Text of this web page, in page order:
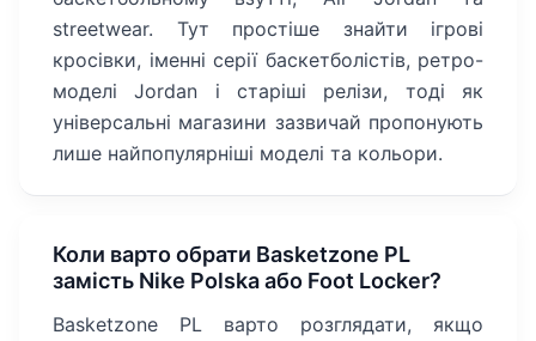
streetwear. Тут простіше знайти ігрові
кросівки, іменні серії баскетболістів, ретро-
моделі Jordan і старіші релізи, тоді як
універсальні магазини зазвичай пропонують
лише найпопулярніші моделі та кольори.
Коли варто обрати Basketzone PL
замість Nike Polska або Foot Locker?
Basketzone PL варто розглядати, якщо